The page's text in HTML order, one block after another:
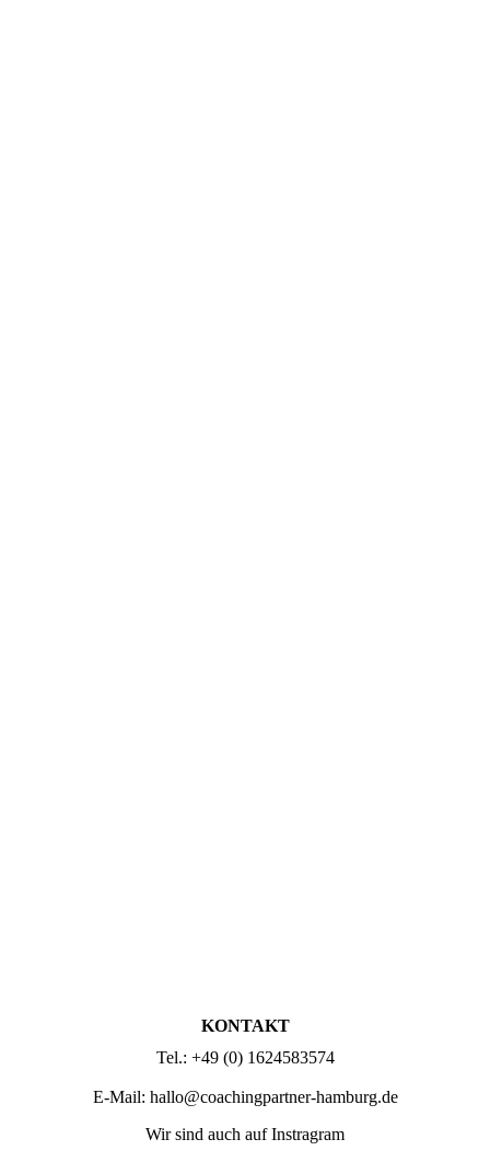
KONTAKT
Tel.: +49 (0) 1624583574
E-Mail: hallo@coachingpartner-hamburg.de
Wir sind auch auf Instragram